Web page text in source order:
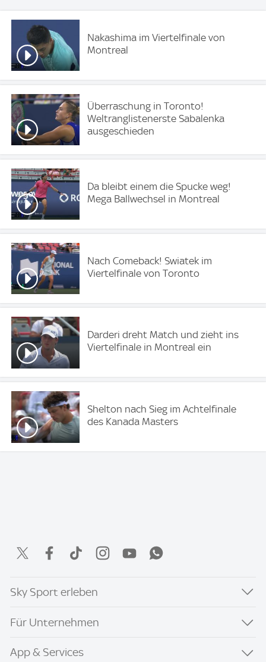
Nakashima im Viertelfinale von
Montreal
Überraschung in Toronto!
Weltranglistenerste Sabalenka
ausgeschieden
Da bleibt einem die Spucke weg!
Mega Ballwechsel in Montreal
Nach Comeback! Swiatek im
Viertelfinale von Toronto
Darderi dreht Match und zieht ins
Viertelfinale in Montreal ein
Shelton nach Sieg im Achtelfinale
des Kanada Masters
Sky Sport erleben
Für Unternehmen
App & Services